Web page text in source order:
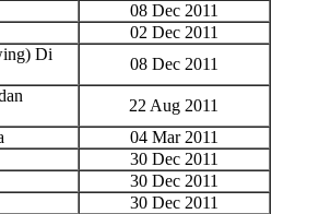
08 Dec 2011
02 Dec 2011
Di
08 Dec 2011
22 Aug 2011
04 Mar 2011
30 Dec 2011
30 Dec 2011
30 Dec 2011